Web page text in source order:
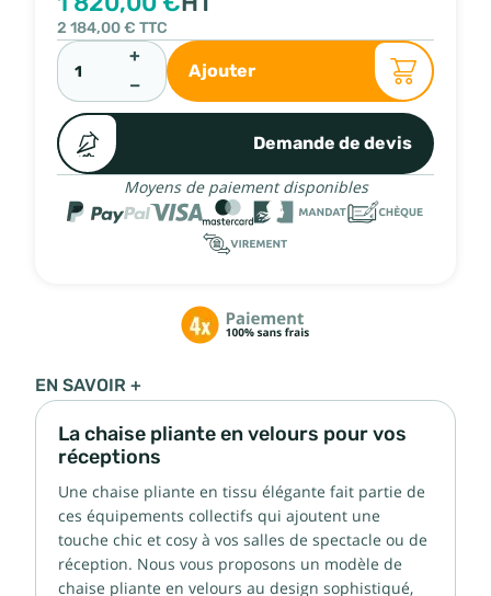
2 184,00 € TTC
+
−
Ajouter
Demande de devis
Moyens de paiement disponibles
EN SAVOIR +
La chaise pliante en velours pour vos
réceptions
Une chaise pliante en tissu élégante fait partie de
ces équipements collectifs qui ajoutent une
touche chic et cosy à vos salles de spectacle ou de
réception. Nous vous proposons un modèle de
chaise pliante en velours au design sophistiqué,